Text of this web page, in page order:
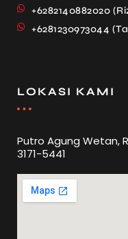
+6282140882020
+6281230973044
LOKASI KAMI
Putro Agung Wetan,
3171-5441